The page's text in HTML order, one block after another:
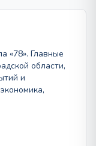
«78». Главные
области,
и